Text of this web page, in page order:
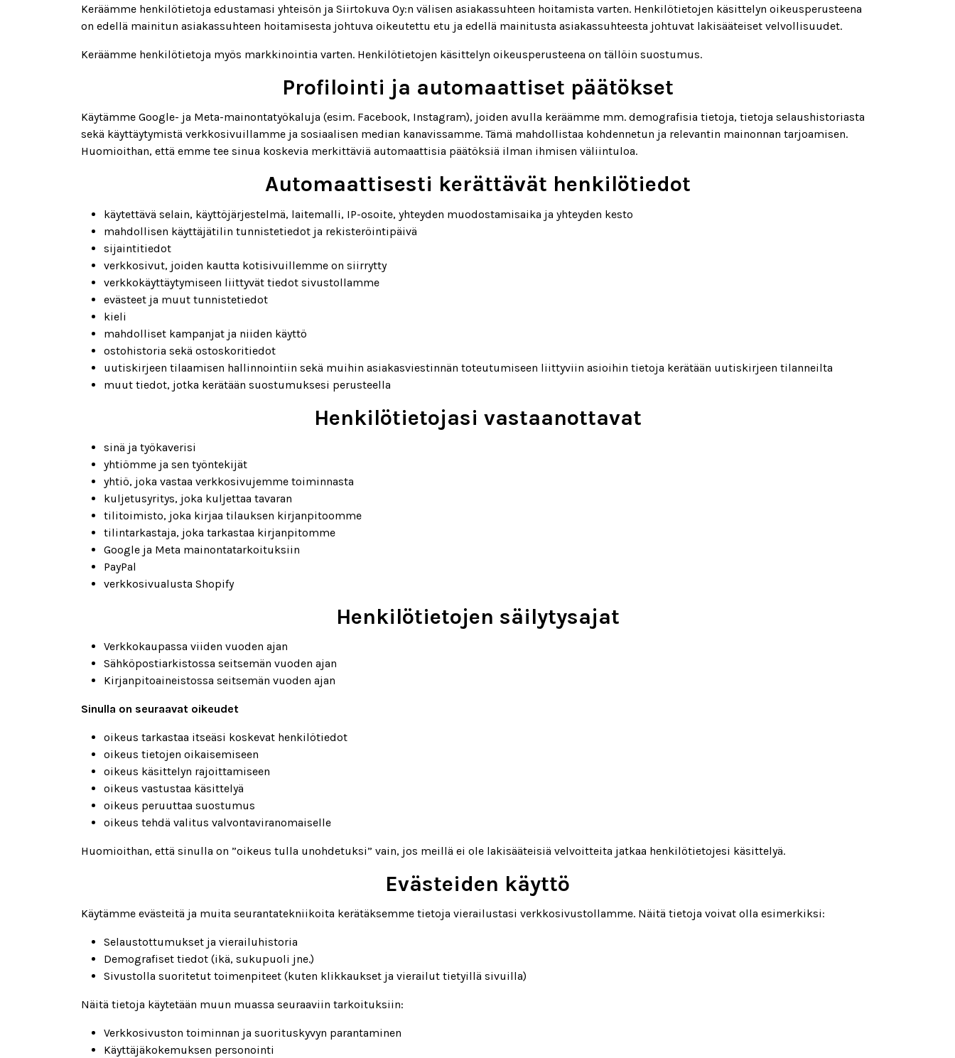
Keräämme henkilötietoja edustamasi yhteisön ja Siirtokuva Oy:n välisen asiakassuhteen hoitamista varten. Henkilötietojen käsittelyn oikeusperusteena
on edellä mainitun asiakassuhteen hoitamisesta johtuva oikeutettu etu ja edellä mainitusta asiakassuhteesta johtuvat lakisääteiset velvollisuudet.
Keräämme henkilötietoja myös markkinointia varten. Henkilötietojen käsittelyn oikeusperusteena on tällöin suostumus.
Profilointi ja automaattiset päätökset
Käytämme Google- ja Meta-mainontatyökaluja (esim. Facebook, Instagram), joiden avulla keräämme mm. demografisia tietoja, tietoja selaushistoriasta
sekä käyttäytymistä verkkosivuillamme ja sosiaalisen median kanavissamme. Tämä mahdollistaa kohdennetun ja relevantin mainonnan tarjoamisen.
Huomioithan, että emme tee sinua koskevia merkittäviä automaattisia päätöksiä ilman ihmisen väliintuloa.
Automaattisesti kerättävät henkilötiedot
käytettävä selain, käyttöjärjestelmä, laitemalli, IP-osoite, yhteyden muodostamisaika ja yhteyden kesto
mahdollisen käyttäjätilin tunnistetiedot ja rekisteröintipäivä
sijaintitiedot
verkkosivut, joiden kautta kotisivuillemme on siirrytty
verkkokäyttäytymiseen liittyvät tiedot sivustollamme
evästeet ja muut tunnistetiedot
kieli
mahdolliset kampanjat ja niiden käyttö
ostohistoria sekä ostoskoritiedot
uutiskirjeen tilaamisen hallinnointiin sekä muihin asiakasviestinnän toteutumiseen liittyviin asioihin tietoja kerätään uutiskirjeen tilanneilta
muut tiedot, jotka kerätään suostumuksesi perusteella
Henkilötietojasi vastaanottavat
sinä ja työkaverisi
yhtiömme ja sen työntekijät
yhtiö, joka vastaa verkkosivujemme toiminnasta
kuljetusyritys, joka kuljettaa tavaran
tilitoimisto, joka kirjaa tilauksen kirjanpitoomme
tilintarkastaja, joka tarkastaa kirjanpitomme
Google ja Meta mainontatarkoituksiin
PayPal
verkkosivualusta Shopify
Henkilötietojen säilytysajat
Verkkokaupassa viiden vuoden ajan
Sähköpostiarkistossa seitsemän vuoden ajan
Kirjanpitoaineistossa seitsemän vuoden ajan
Sinulla on seuraavat oikeudet
oikeus tarkastaa itseäsi koskevat henkilötiedot
oikeus tietojen oikaisemiseen
oikeus käsittelyn rajoittamiseen
oikeus vastustaa käsittelyä
oikeus peruuttaa suostumus
oikeus tehdä valitus valvontaviranomaiselle
Huomioithan, että sinulla on ”oikeus tulla unohdetuksi” vain, jos meillä ei ole lakisääteisiä velvoitteita jatkaa henkilötietojesi käsittelyä.
Evästeiden käyttö
Käytämme evästeitä ja muita seurantatekniikoita kerätäksemme tietoja vierailustasi verkkosivustollamme. Näitä tietoja voivat olla esimerkiksi:
Selaustottumukset ja vierailuhistoria
Demografiset tiedot (ikä, sukupuoli jne.)
Sivustolla suoritetut toimenpiteet (kuten klikkaukset ja vierailut tietyillä sivuilla)
Näitä tietoja käytetään muun muassa seuraaviin tarkoituksiin:
Verkkosivuston toiminnan ja suorituskyvyn parantaminen
Käyttäjäkokemuksen personointi